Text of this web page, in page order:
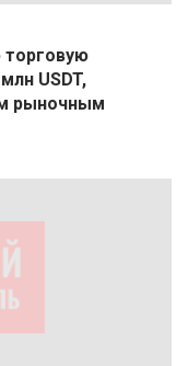
торговую
USDT,
рыночным